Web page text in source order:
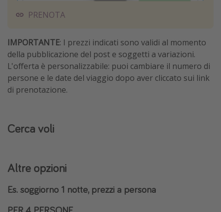
PRENOTA
IMPORTANTE: I prezzi indicati sono validi al momento
della pubblicazione del post e soggetti a variazioni.
L'offerta è personalizzabile: puoi cambiare il numero di
persone e le date del viaggio dopo aver cliccato sui link
di prenotazione.
Cerca voli
Altre opzioni
Es. soggiorno 1 notte, prezzi a persona